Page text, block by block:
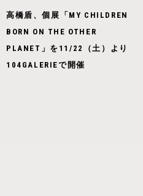
高橋盾、個展「MY CHILDREN
BORN ON THE OTHER
PLANET」を11/22（土）より
104GALERIEで開催